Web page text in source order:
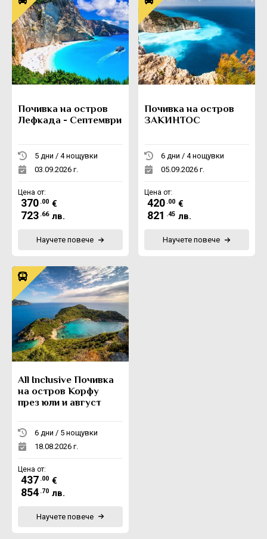
Почивка на остров
Лефкада - Септември
5 дни / 4 нощувки
03.09.2026 г.
Цена от:
370 .00 €
723 .66 лв.
Научете повече
Почивка на остров
ЗАКИНТОС
6 дни / 4 нощувки
05.09.2026 г.
Цена от:
420 .00 €
821 .45 лв.
Научете повече
All Inclusive Почивка
на остров Корфу
през юли и август
6 дни / 5 нощувки
18.08.2026 г.
Цена от:
437 .00 €
854 .70 лв.
Научете повече